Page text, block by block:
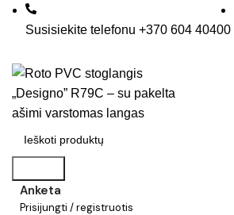
Susisiekite telefonu +370 604 40400
Anketa
Prisijungti / registruotis